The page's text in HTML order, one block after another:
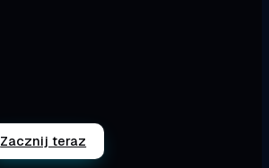
Zacznij teraz